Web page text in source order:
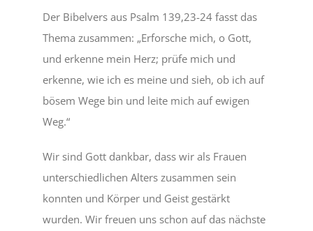
Der Bibelvers aus Psalm 139,23-24 fasst das
Thema zusammen: „Erforsche mich, o Gott,
und erkenne mein Herz; prüfe mich und
erkenne, wie ich es meine und sieh, ob ich auf
bösem Wege bin und leite mich auf ewigen
Weg.“
Wir sind Gott dankbar, dass wir als Frauen
unterschiedlichen Alters zusammen sein
konnten und Körper und Geist gestärkt
wurden. Wir freuen uns schon auf das nächste